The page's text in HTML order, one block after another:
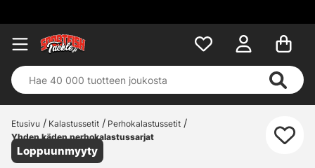
Etusivu Kalastussetit
Perhokalastussetit
Yhden käden perhokalastussarjat
Loppuunmyyty